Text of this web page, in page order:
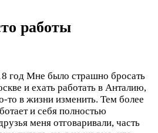
работы
год Мне было страшно бросать
и ехать работать в Анталию,
то в жизни изменить. Тем более
и себя полностью
меня отговаривали, часть